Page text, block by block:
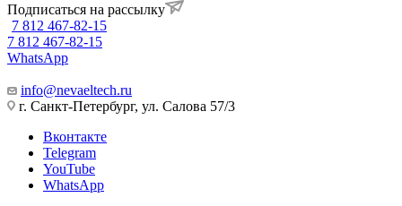
Подписаться на рассылку
7 812 467-82-15
7 812 467-82-15
WhatsApp
info@nevaeltech.ru
г. Санкт-Петербург, ул. Салова 57/3
Вконтакте
Telegram
YouTube
WhatsApp